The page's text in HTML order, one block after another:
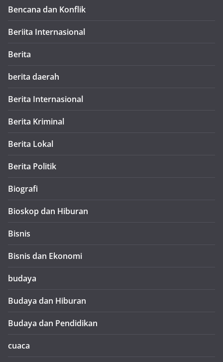
Bencana dan Konflik
Beriita Internasional
Berita
berita daerah
Berita Internasional
Berita Kriminal
Berita Lokal
Berita Politik
Biografi
Bioskop dan Hiburan
Bisnis
Bisnis dan Ekonomi
budaya
Budaya dan Hiburan
Budaya dan Pendidikan
cuaca